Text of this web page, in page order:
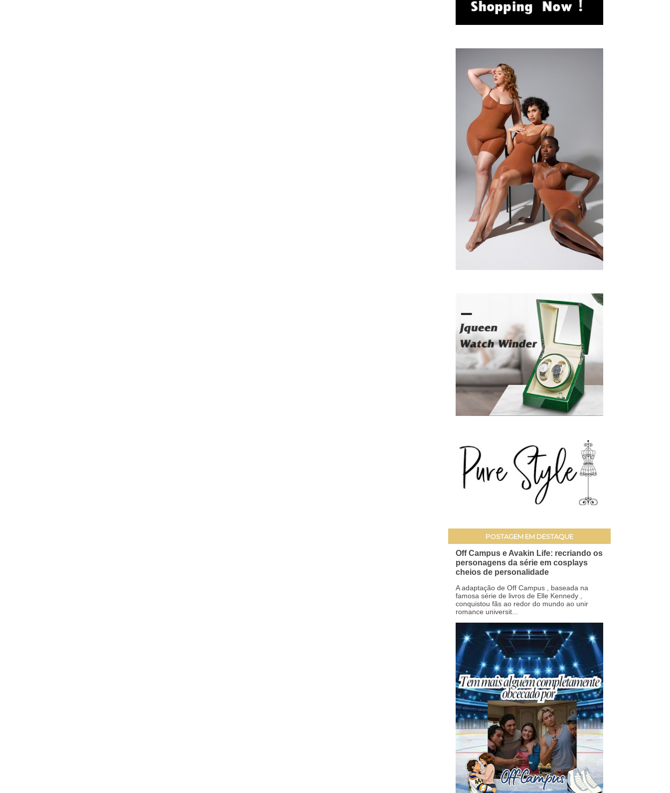
POSTAGEM EM DESTAQUE
Off Campus e Avakin Life: recriando os
personagens da série em cosplays
cheios de personalidade
A adaptação de Off Campus , baseada na
famosa série de livros de Elle Kennedy ,
conquistou fãs ao redor do mundo ao unir
romance universit...